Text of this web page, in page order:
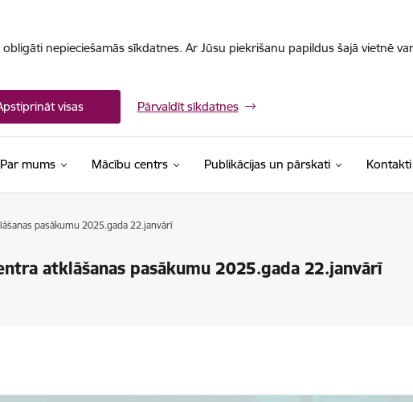
nepieciešamās sīkdatnes. Ar Jūsu piekrišanu papildus šajā vietnē
visas Pārvaldīt sīkdatnes
Par mums Mācību centrs Publikācijas un pārskati Kontakti
pasākumu 2025.gada 22.janvārī
atklāšanas pasākumu 2025.gada 22.janvārī